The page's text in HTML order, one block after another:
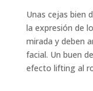
Unas cejas bien
la expresión de
mirada y deben
facial. Un buen
efecto lifting al